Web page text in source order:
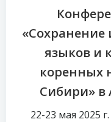
«Сохранение
языков и
коренных
Сибири» в
22-23 мая 2025